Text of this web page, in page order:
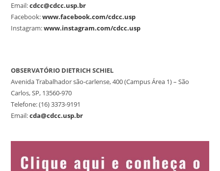
Email:cdcc@cdcc.usp.br
Facebook:www.facebook.com/cdcc.usp
Instagram:www.instagram.com/cdcc.usp
OBSERVATÓRIO DIETRICH SCHIEL
Avenida Trabalhador são-carlense, 400 (Campus Área 1) – São
Carlos, SP, 13560-970
Telefone: (16) 3373-9191
Email:cda@cdcc.usp.br